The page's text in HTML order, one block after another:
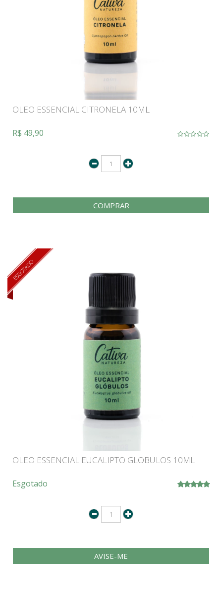
OLEO ESSENCIAL CITRONELA 10ML
R$ 49,90
COMPRAR
ESGOTADO
OLEO ESSENCIAL EUCALIPTO GLOBULOS 10ML
Esgotado
AVISE-ME